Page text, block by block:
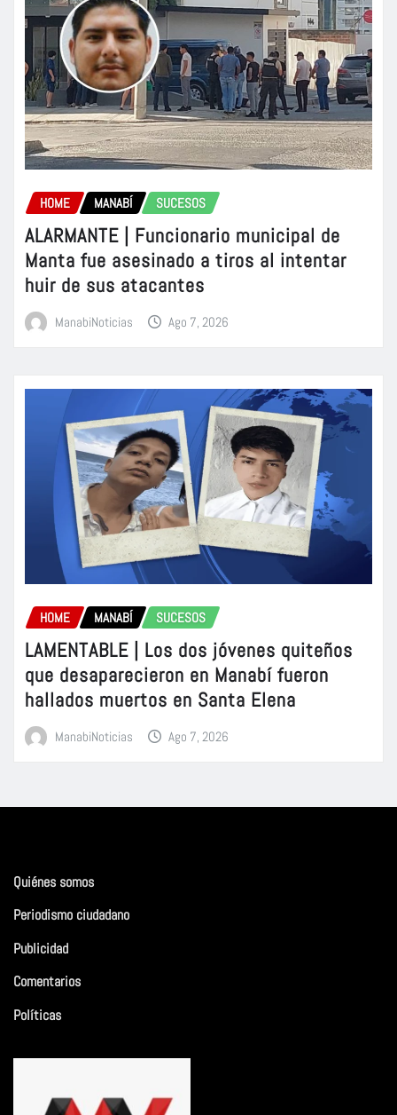
HOME MANABÍ SUCESOS
ALARMANTE | Funcionario municipal de
Manta fue asesinado a tiros al intentar
huir de sus atacantes
ManabiNoticias Ago 7, 2026
HOME MANABÍ SUCESOS
LAMENTABLE | Los dos jóvenes quiteños
que desaparecieron en Manabí fueron
hallados muertos en Santa Elena
ManabiNoticias Ago 7, 2026
Quiénes somos
Periodismo ciudadano
Publicidad
Comentarios
Políticas